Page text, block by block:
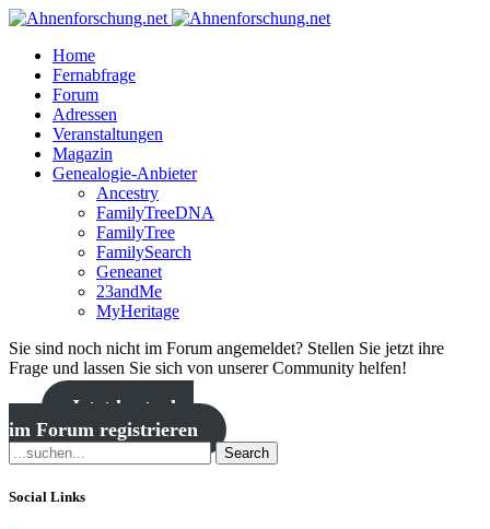
Home
Fernabfrage
Forum
Adressen
Veranstaltungen
Magazin
Genealogie-Anbieter
Ancestry
FamilyTreeDNA
FamilyTree
FamilySearch
Geneanet
23andMe
MyHeritage
Sie sind noch nicht im Forum angemeldet? Stellen Sie jetzt ihre
Frage und lassen Sie sich von unserer Community helfen!
Jetzt kostenlos
im Forum registrieren
Search
Social Links